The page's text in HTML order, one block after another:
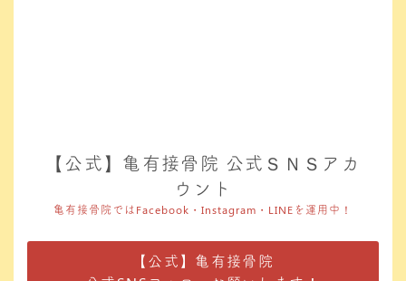
【公式】亀有接骨院 公式ＳＮＳアカ
ウント
亀有接骨院ではFacebook・Instagram・LINEを運用中！
【公式】亀有接骨院